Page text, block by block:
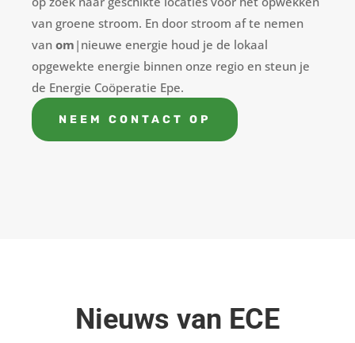
van groene stroom. En door stroom af te nemen
van om |nieuwe energie houd je de lokaal
opgewekte energie binnen onze regio en steun je
de Energie Coöperatie Epe.
NEEM CONTACT OP
Nieuws van ECE